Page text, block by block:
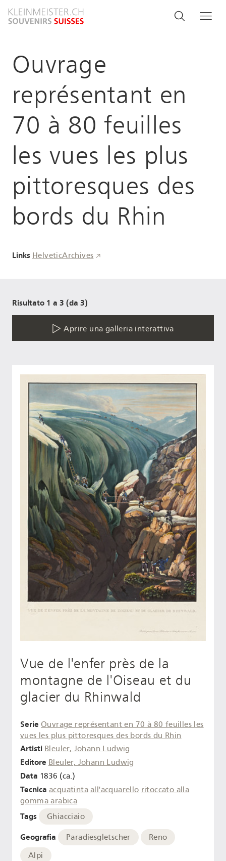
Search
Cerca
Ouvrage
représentant en
70 à 80 feuilles
les vues les plus
pittoresques des
bords du Rhin
Links HelveticArchives
Risultato 1 a 3 (da 3)
Aprire una galleria interattiva
Vue de l'enfer près de la
montagne de l'Oiseau et du
glacier du Rhinwald
Serie Ouvrage représentant en 70 à 80 feuilles les
vues les plus pittoresques des bords du Rhin
Artisti Bleuler, Johann Ludwig
Editore Bleuler, Johann Ludwig
Data 1836 (ca.)
Tecnica acquatinta all'acquarello ritoccato alla
gomma arabica
Tags Ghiacciaio
Geografia Paradiesgletscher
Reno
Alpi